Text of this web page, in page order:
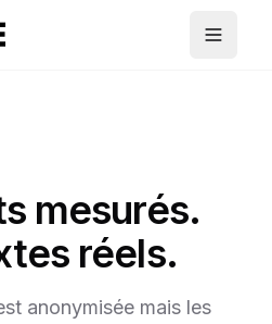
mesurés.
réels.
anonymisée mais les